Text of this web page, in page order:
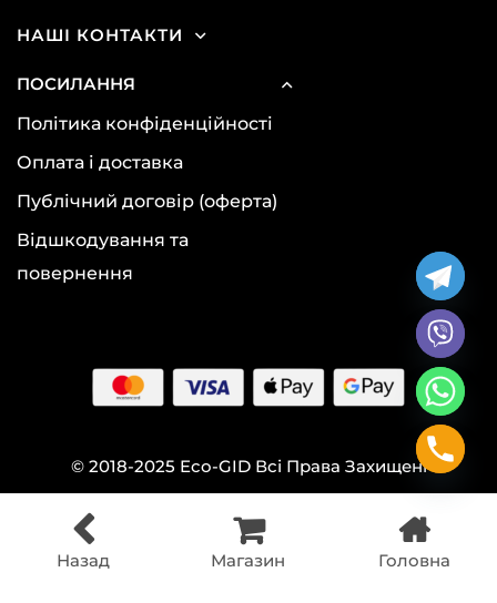
НАШІ КОНТАКТИ
ПОСИЛАННЯ
Політика конфіденційності
Оплата і доставка
Публічний договір (оферта)
Відшкодування та
повернення
© 2018-2025 Eco-GID Всі Права Захищені
Назад Магазин Головна